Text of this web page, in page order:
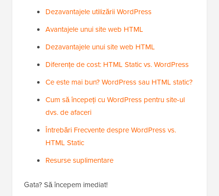
Dezavantajele utilizării WordPress
Avantajele unui site web HTML
Dezavantajele unui site web HTML
Diferențe de cost: HTML Static vs. WordPress
Ce este mai bun? WordPress sau HTML static?
Cum să începeți cu WordPress pentru site-ul
dvs. de afaceri
Întrebări Frecvente despre WordPress vs.
HTML Static
Resurse suplimentare
Gata? Să începem imediat!